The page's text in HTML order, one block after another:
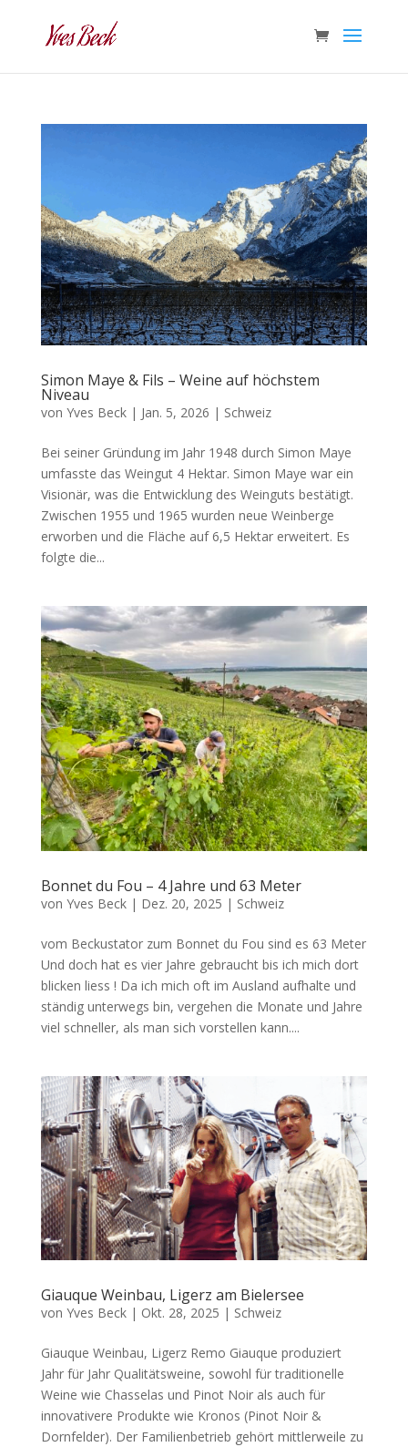
Simon Maye & Fils – Weine auf höchstem
Niveau
von Yves Beck| Jan. 5, 2026 | Schweiz
Bei seiner Gründung im Jahr 1948 durch Simon Maye
umfasste das Weingut 4 Hektar. Simon Maye war ein
Visionär, was die Entwicklung des Weinguts bestätigt.
Zwischen 1955 und 1965 wurden neue Weinberge
erworben und die Fläche auf 6,5 Hektar erweitert. Es
folgte die...
Bonnet du Fou – 4 Jahre und 63 Meter
von Yves Beck| Dez. 20, 2025 | Schweiz
vom Beckustator zum Bonnet du Fou sind es 63 Meter
Und doch hat es vier Jahre gebraucht bis ich mich dort
blicken liess ! Da ich mich oft im Ausland aufhalte und
ständig unterwegs bin, vergehen die Monate und Jahre
viel schneller, als man sich vorstellen kann....
Giauque Weinbau, Ligerz am Bielersee
von Yves Beck| Okt. 28, 2025 | Schweiz
Giauque Weinbau, Ligerz Remo Giauque produziert
Jahr für Jahr Qualitätsweine, sowohl für traditionelle
Weine wie Chasselas und Pinot Noir als auch für
innovativere Produkte wie Kronos (Pinot Noir &
Dornfelder). Der Familienbetrieb gehört mittlerweile zu